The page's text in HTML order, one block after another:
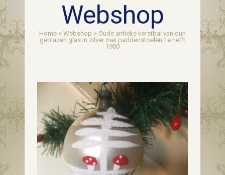
Webshop
Home > Webshop > Oude antieke kerstbal van dun
geblazen glas in zilver met paddenstoelen 1e helft
1900